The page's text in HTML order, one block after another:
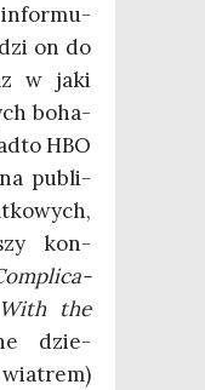
infor­mu­
on do
w jaki
boha­
HBO
na publi­
kon­
the
dzie­